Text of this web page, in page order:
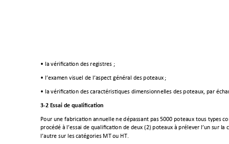
• la vérification des registres ;
• l’examen visuel de l’aspect général des poteaux ;
• la vérification des caractéristiques dimensionnelles des poteaux, par
3-2 Essai de qualification
Pour une fabrication annuelle ne dépassant pas 5000 poteaux tous types
procédé à l’essai de qualification de deux (2) poteaux à prélever l’un sur la
l’autre sur les catégories MT ou HT.